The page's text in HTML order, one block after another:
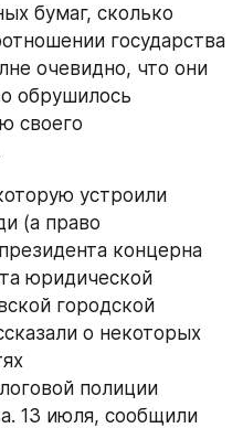
бумаг, сколько
государства
очевидно, что они
обрушилось
своего
устроили
(а право
концерна
юридической
городской
о некоторых
полиции
13 июля, сообщили